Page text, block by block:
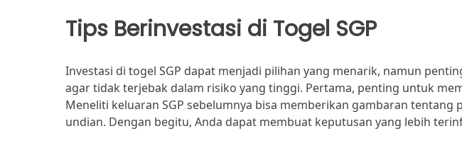
Tips Berinvestasi di Togel SGP
Investasi di togel SGP dapat menjadi pilihan yang menarik, namun
agar tidak terjebak dalam risiko yang tinggi. Pertama, penting untuk
Meneliti keluaran SGP sebelumnya bisa memberikan gambaran tentang
undian. Dengan begitu, Anda dapat membuat keputusan yang lebih